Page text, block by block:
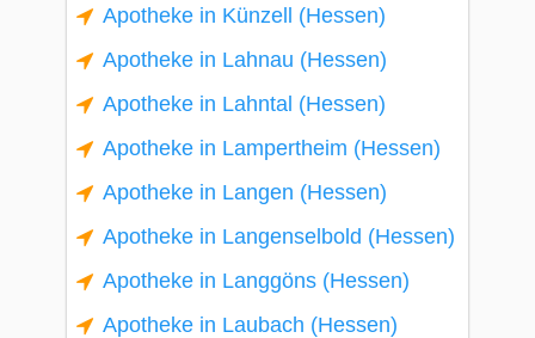
Apotheke in Künzell (Hessen)
Apotheke in Lahnau (Hessen)
Apotheke in Lahntal (Hessen)
Apotheke in Lampertheim (Hessen)
Apotheke in Langen (Hessen)
Apotheke in Langenselbold (Hessen)
Apotheke in Langgöns (Hessen)
Apotheke in Laubach (Hessen)